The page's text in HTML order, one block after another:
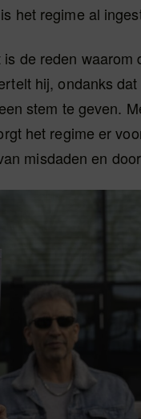
het regime al
de reden waarom
hij, ondanks
stem te geven.
het regime er
misdaden en